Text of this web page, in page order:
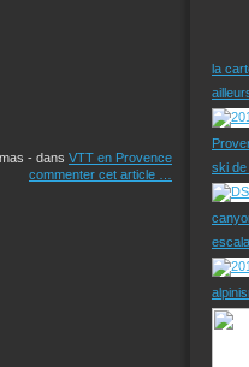
- dans VTT en Provence
commenter cet article
la
ski de